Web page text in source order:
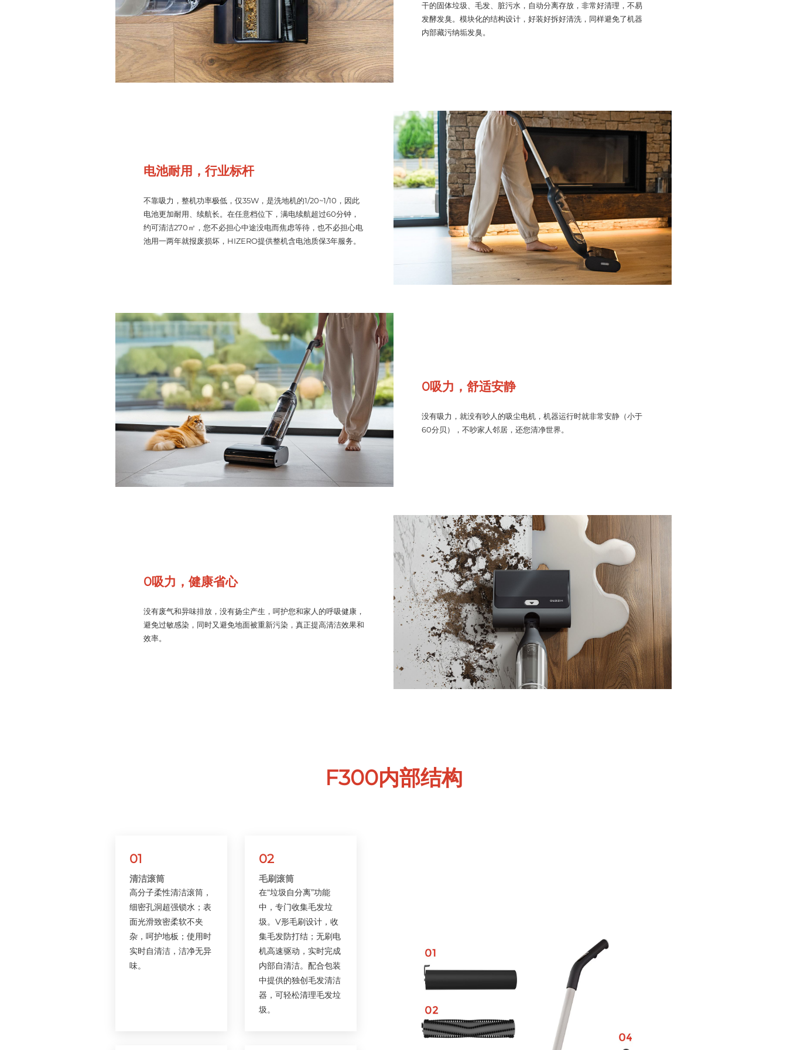
干的固体垃圾、毛发、脏污水，自动分离存放，非常好清理，不易
发酵发臭。模块化的结构设计，好装好拆好清洗，同样避免了机器
内部藏污纳垢发臭。
电池耐用，行业标杆
不靠吸力，整机功率极低，仅35W，是洗地机的1/20~1/10，因此
电池更加耐用、续航长。在任意档位下，满电续航超过60分钟，
约可清洁270㎡，您不必担心中途没电而焦虑等待，也不必担心电
池用一两年就报废损坏，HIZERO提供整机含电池质保3年服务。
0吸力，舒适安静
没有吸力，就没有吵人的吸尘电机，机器运行时就非常安静（小于
60分贝），不吵家人邻居，还您清净世界。
0吸力，健康省心
没有废气和异味排放，没有扬尘产生，呵护您和家人的呼吸健康，
避免过敏感染，同时又避免地面被重新污染，真正提高清洁效果和
效率。
F300内部结构
01
清洁滚筒
高分子柔性清洁滚筒，
细密孔洞超强锁水；表
面光滑致密柔软不夹
杂，呵护地板；使用时
实时自清洁，洁净无异
味。
02
毛刷滚筒
在“垃圾自分离”功能
中，专门收集毛发垃
圾。V形毛刷设计，收
集毛发防打结；无刷电
机高速驱动，实时完成
内部自清洁。配合包装
中提供的独创毛发清洁
器，可轻松清理毛发垃
圾。